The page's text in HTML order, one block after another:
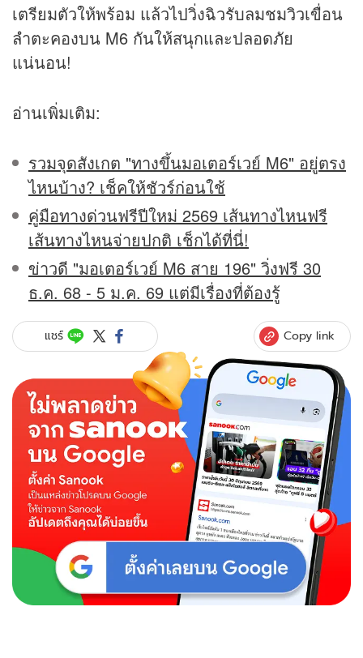
เตรียมตัวให้พร้อม แล้วไปวิ่งฉิวรับลมชมวิวเขื่อน
ลำตะคองบน M6 กันให้สนุกและปลอดภัย
แน่นอน!
อ่านเพิ่มเติม:
รวมจุดสังเกต "ทางขึ้นมอเตอร์เวย์ M6" อยู่ตรง
ไหนบ้าง? เช็คให้ชัวร์ก่อนใช้
คู่มือทางด่วนฟรีปีใหม่ 2569 เส้นทางไหนฟรี
เส้นทางไหนจ่ายปกติ เช็กได้ที่นี่!
ข่าวดี "มอเตอร์เวย์ M6 สาย 196" วิ่งฟรี 30
ธ.ค. 68 - 5 ม.ค. 69 แต่มีเรื่องที่ต้องรู้
แชร์ Copy link